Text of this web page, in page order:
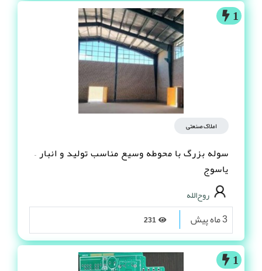
1
املاک صنعتی
سوله بزرگ با محوطه وسیع مناسب تولید و انبار –
یاسوج
روح‌الله
3 ماه پیش
1